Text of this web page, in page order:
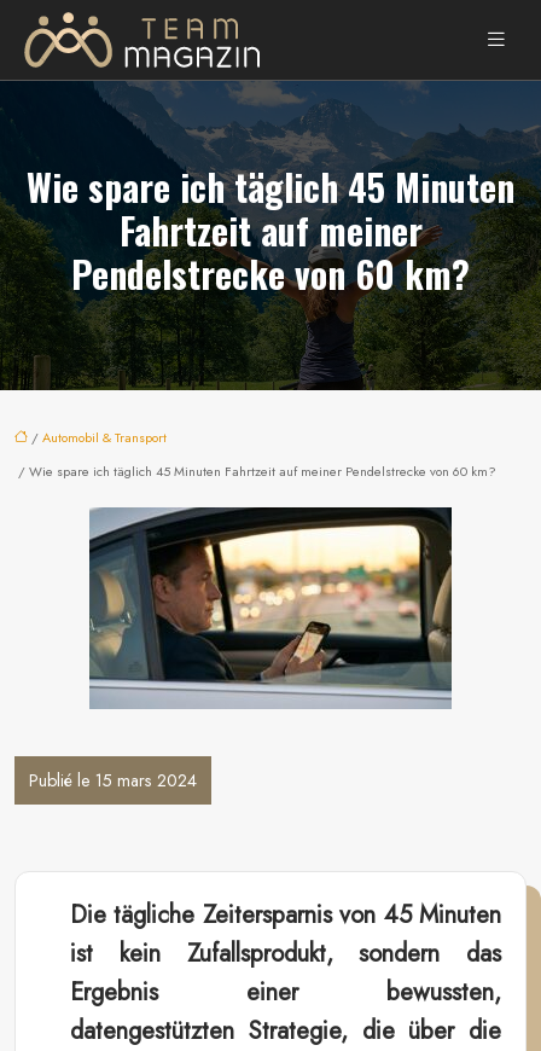
Wie spare ich täglich 45 Minuten
Fahrtzeit auf meiner
Pendelstrecke von 60 km?
/Automobil & Transport
/ Wie spare ich täglich 45 Minuten Fahrtzeit auf meiner Pendelstrecke von 60 km?
Publié le 15 mars 2024
Die tägliche Zeitersparnis von 45 Minuten
ist kein Zufallsprodukt, sondern das
Ergebnis einer bewussten,
datengestützten Strategie, die über die